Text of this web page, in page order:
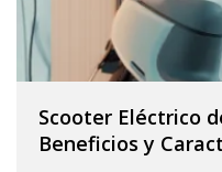
Scooter Eléctrico
Beneficios y